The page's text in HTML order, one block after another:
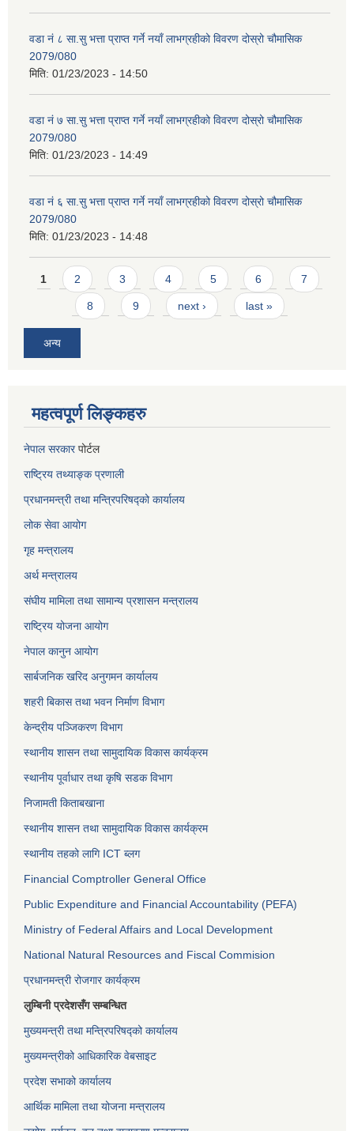
वडा नं ८ सा.सु भत्ता प्राप्त गर्ने नयाँ लाभग्रहीको विवरण दोस्रो चौमासिक
2079/080
मिति: 01/23/2023 - 14:50
वडा नं ७ सा.सु भत्ता प्राप्त गर्ने नयाँ लाभग्रहीको विवरण दोस्रो चौमासिक
2079/080
मिति: 01/23/2023 - 14:49
वडा नं ६ सा.सु भत्ता प्राप्त गर्ने नयाँ लाभग्रहीको विवरण दोस्रो चौमासिक
2079/080
मिति: 01/23/2023 - 14:48
Pages
1 2 3 4 5 6 7
8 9 next › last »
अन्य
महत्वपूर्ण लिङ्कहरु
नेपाल सरकारपोर्टल
राष्ट्रिय तथ्याङ्क प्रणाली
प्रधानमन्त्री तथा मन्त्रिपरिषद्को कार्यालय
लोक सेवाआयोग
गृह मन्त्रालय
अर्थ मन्त्रालय
संघीय मामिला तथा सामान्य प्रशासन मन्त्रालय
राष्ट्रिय योजना आयोग
नेपाल कानुन आयोग
सार्बजनिक खरिद अनुगमन कार्यालय
शहरी बिकास तथा भवन निर्माण विभाग
केन्द्रीय पञ्जिकरण विभाग
स्थानीय शासन तथा सामुदायिक विकास कार्यक्रम
स्थानीय पूर्वाधार तथा कृषि सडक विभाग
निजामती किताबखाना
स्थानीय शासन तथा सामुदायिक विकास कार्यक्रम
स्थानीय तहको लागि ICT ब्लग
Financial Comptroller General Office
Public Expenditure and Financial Accountability (PEFA)
Ministry of Federal Affairs and Local Development
National Natural Resources and Fiscal Commision
प्रधानमन्त्री रोजगार कार्यक्रम
लुम्बिनी प्रदेशसँग सम्बन्धित
मुख्यमन्त्री तथा मन्त्रिपरिषद्को कार्यालय
मुख्यमन्त्रीको आधिकारिक वेबसाइट
प्रदेश सभाको कार्यालय
आर्थिक मामिला तथा योजना मन्त्रालय